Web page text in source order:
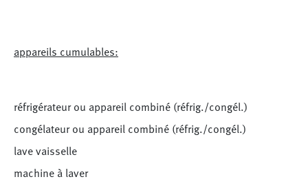
appareils cumulables:
réfrigérateur ou appareil combiné (réfrig./congél.)
congélateur ou appareil combiné (réfrig./congél.)
lave vaisselle
machine à laver